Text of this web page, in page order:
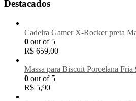
Destacados
Cadeira Gamer X-Rocker preta
0 out of 5
R$ 659,00
Massa para Biscuit Porcelana Fria
0 out of 5
R$ 5,90